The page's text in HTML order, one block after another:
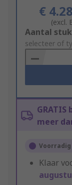
€
(excl.
Add
to
Basket
Aantal
selecteer of
meer
Klaar